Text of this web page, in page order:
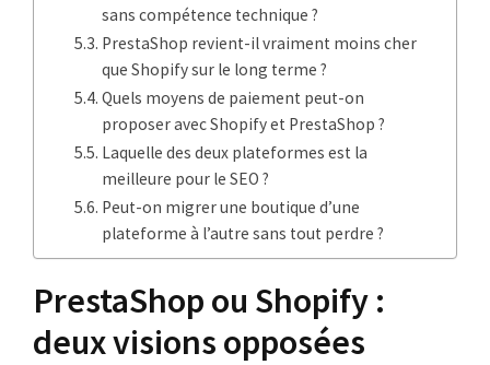
sans compétence technique ?
PrestaShop revient-il vraiment moins cher
que Shopify sur le long terme ?
Quels moyens de paiement peut-on
proposer avec Shopify et PrestaShop ?
Laquelle des deux plateformes est la
meilleure pour le SEO ?
Peut-on migrer une boutique d’une
plateforme à l’autre sans tout perdre ?
PrestaShop ou Shopify :
deux visions opposées